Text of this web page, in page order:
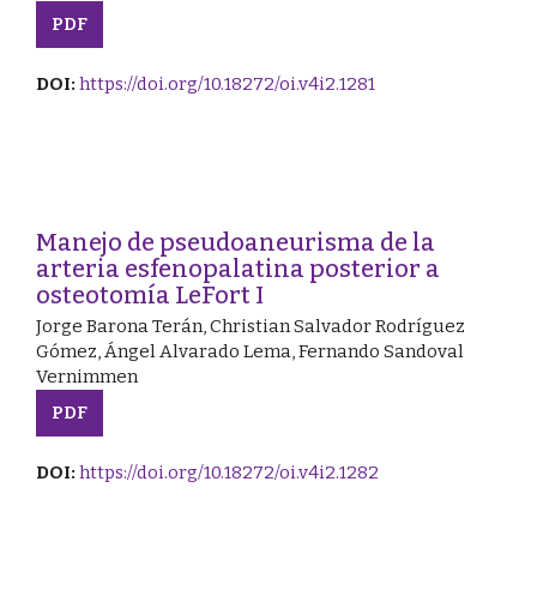
PDF
DOI: https://doi.org/10.18272/oi.v4i2.1281
Manejo de pseudoaneurisma de la
arteria esfenopalatina posterior a
osteotomía LeFort I
Jorge Barona Terán, Christian Salvador Rodríguez
Gómez, Ángel Alvarado Lema, Fernando Sandoval
Vernimmen
PDF
DOI: https://doi.org/10.18272/oi.v4i2.1282